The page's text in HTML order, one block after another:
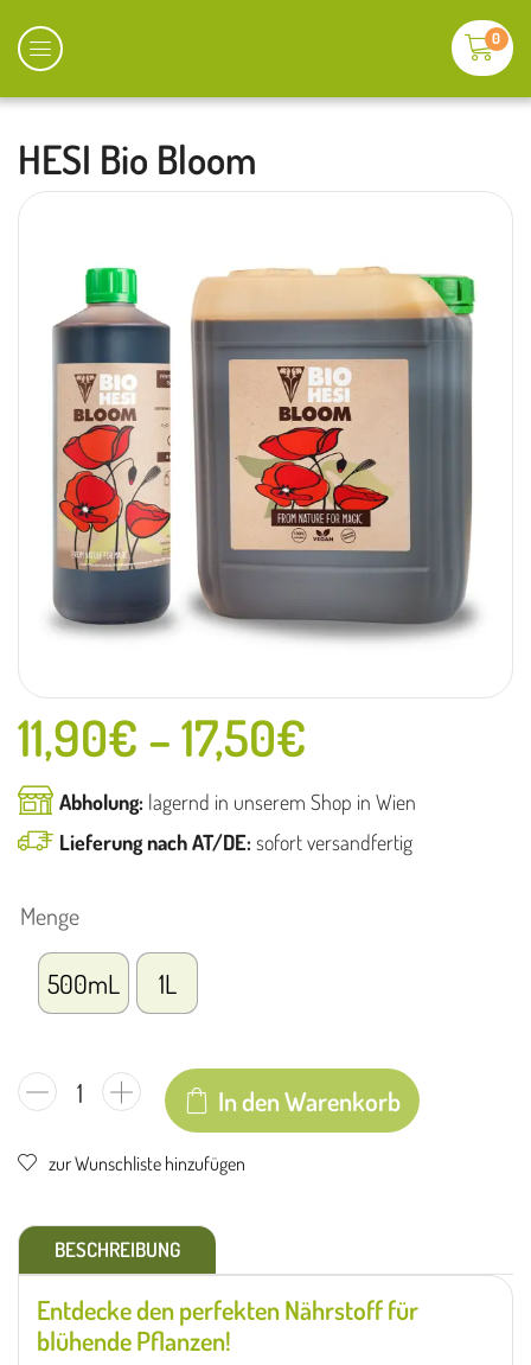
0
HESI Bio Bloom
11,90€ –17,50€
Abholung: lagernd in unserem Shop in Wien
Lieferung nach AT/DE:sofort versandfertig
Menge
500mL 1L
In den Warenkorb
zur Wunschliste hinzufügen
BESCHREIBUNG
Entdecke den perfekten Nährstoff für
blühende Pflanzen!